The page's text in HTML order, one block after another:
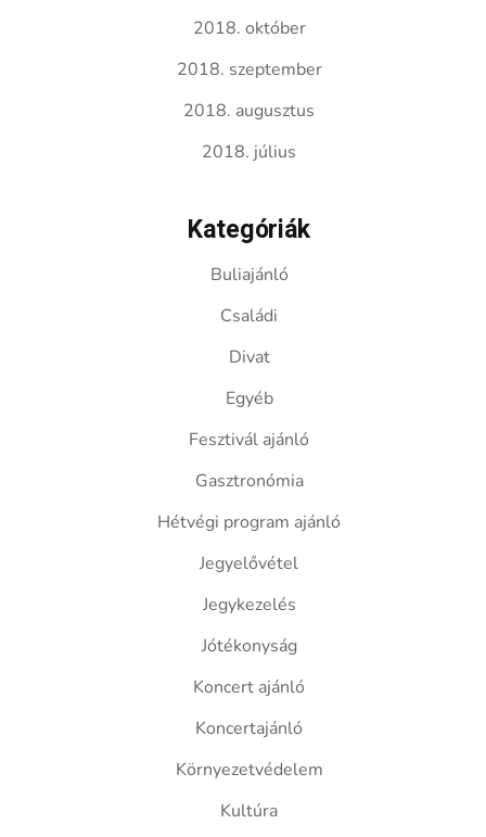
2018. október
2018. szeptember
2018. augusztus
2018. július
Kategóriák
Buliajánló
Családi
Divat
Egyéb
Fesztivál ajánló
Gasztronómia
Hétvégi program ajánló
Jegyelővétel
Jegykezelés
Jótékonyság
Koncert ajánló
Koncertajánló
Környezetvédelem
Kultúra